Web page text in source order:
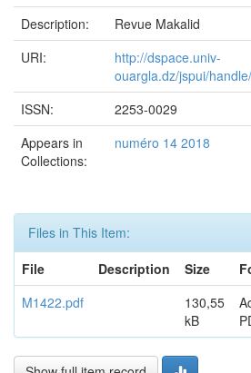
Description:
Revue Makalid
URI:
http://dspace.univ-
ouargla.dz/jspui/
ISSN:
2253-0029
Appears in
Collections:
numéro 14 2018
Files in This Item:
File
Description Size
M1422.pdf
130,55
kB